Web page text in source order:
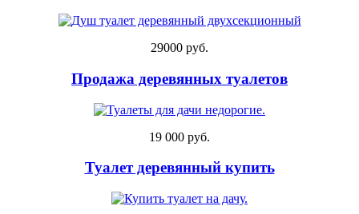
29000 руб.
Продажа деревянных туалетов
19 000 руб.
Туалет деревянный купить